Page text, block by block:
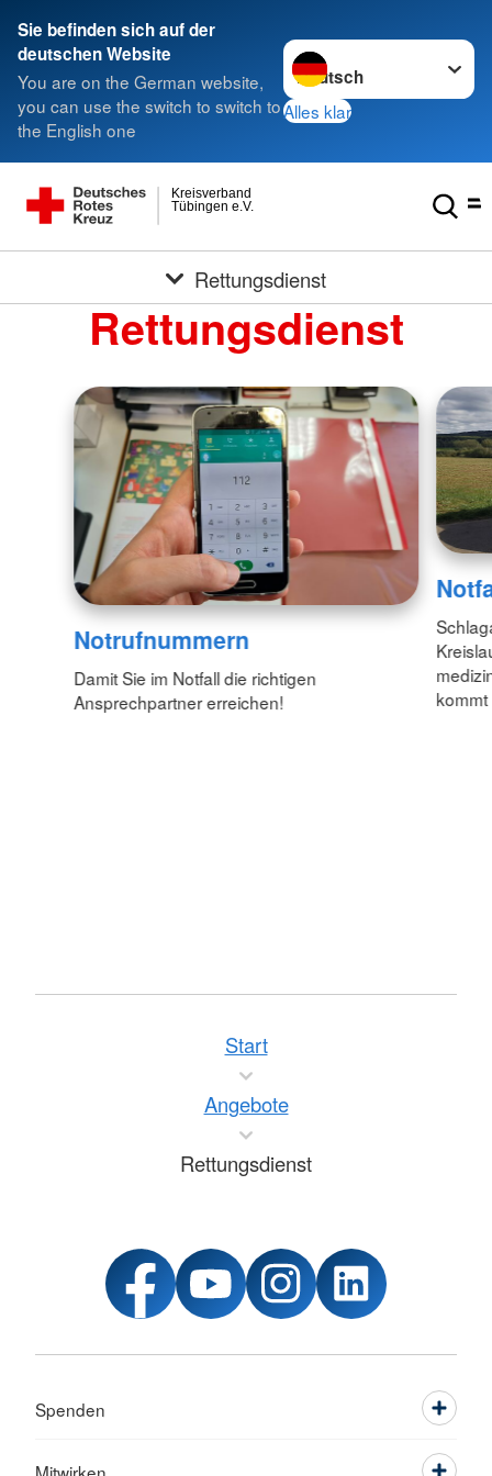
Sie befinden sich auf der
deutschen Website
You are on the German website,
you can use the switch to switch to
the English one
Sprache wechseln zu
Alles klar
Tübingen e.V.
Kreisverband
Rettungsdienst
Rettungsdienst
Notrufnummern
Damit Sie im Notfall die richtigen
Ansprechpartner erreichen!
Start
Angebote
Rettungsdienst
Spenden